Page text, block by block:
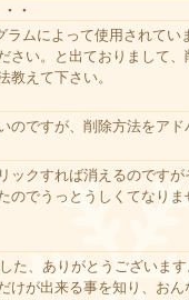
・
ムによって使用されて
い。と出ておりまして、
教えて下さい。
ですが、削除方法をアド
ックすれば消えるのです
のでうっとうしくてなり
た、ありがとうございま
けが出来る事を知り、お